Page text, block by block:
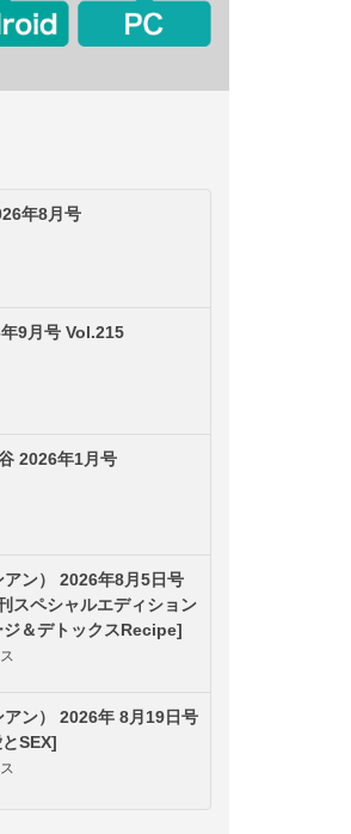
年8月号
9月号 Vol.215
2026年1月号
ン） 2026年8月5日号
スペシャルエディション
＆デトックスRecipe]
ン） 2026年 8月19日号
SEX]